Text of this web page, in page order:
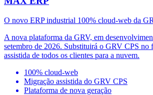
O novo ERP industrial 100% cloud-web da
A nova plataforma da GRV, em
setembro de 2026. Substituirá o GRV CPS no
assistida de todos os clientes para a nuvem.
100% cloud-web
Migração assistida do GRV CPS
Plataforma de nova geração